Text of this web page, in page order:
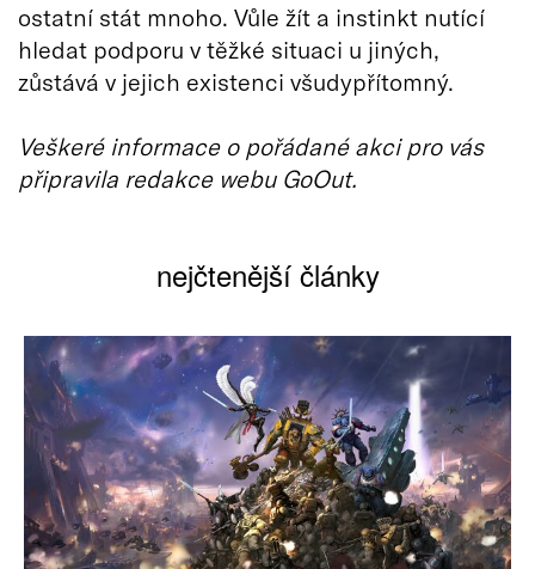
ostatní stát mnoho. Vůle žít a instinkt nutící
hledat podporu v těžké situaci u jiných,
zůstává v jejich existenci všudypřítomný.
Veškeré informace o pořádané akci pro vás
připravila redakce webu GoOut.
nejčtenější články